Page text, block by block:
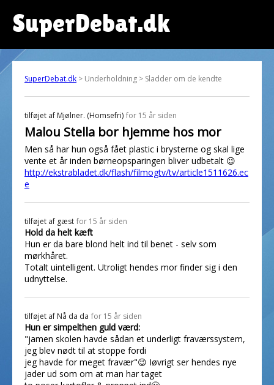
SuperDebat.dk
SuperDebat.dk > Underholdning > Sladder om de kendte
tilføjet af Mjølner. (Homsefri) for 15 år siden
Malou Stella bor hjemme hos mor
Men så har hun også fået plastic i brysterne og skal lige
vente et år inden børneopsparingen bliver udbetalt 😉
http://ekstrabladet.dk/flash/filmogtv/tv/article1511626.ec
e
tilføjet af gæst for 15 år siden
Hold da helt kæft
Hun er da bare blond helt ind til benet - selv som
mørkhåret.
Totalt uintelligent. Utroligt hendes mor finder sig i den
udnyttelse.
tilføjet af Nå da da for 15 år siden
Hun er simpelthen guld værd:
"jamen skolen havde sådan et underligt fraværssystem,
jeg blev nødt til at stoppe fordi
jeg havde for meget fravær"😉 Iøvrigt ser hendes nye
jader ud som om at man har taget